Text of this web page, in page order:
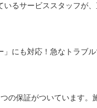
るサービススタッフが
にも対応！急なトラブ
の保証がついています